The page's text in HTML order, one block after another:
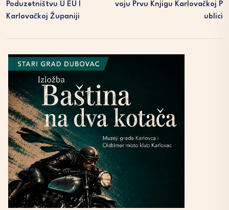
Poduzetništvu U EU I
Karlovačkoj Županiji
Voju Prvu Knjigu Karlovačkoj P
Ublici